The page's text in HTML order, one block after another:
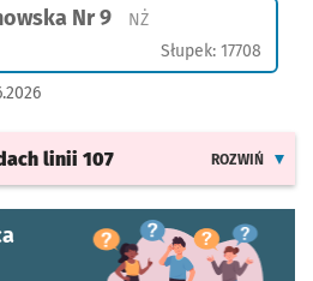
Nr 9 NŻPrzystanek na
Słupek: 17708
linii 107 ROZWIŃ